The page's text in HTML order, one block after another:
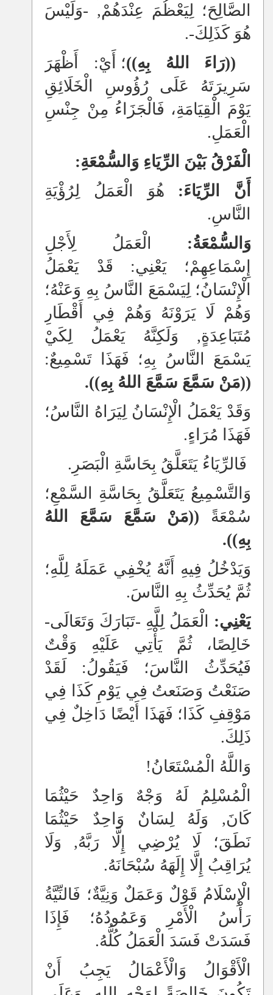
الصَّالِحَ؛ لِيَعْظُمَ عِنْدَهُمْ, -وَلَيْسَ
هُوَ كَذَلِكَ-.
((رَاءَ اللهُ بِهِ))؛ أَيْ: أَظْهَرَ
سَرِيرَتَهُ عَلَى رُؤُوسِ الْخَلَائِقِ
يَوْمَ الْقِيَامَةِ، فَالْجَزَاءُ مِنْ جِنْسِ
الْعَمَلِ.
الْفَرْقُ بَيْنَ الرِّيَاءِ وَالسُّمْعَةِ:
أَنَّ الرِّيَاءَ: هُوَ الْعَمَلُ لِرُؤْيَةِ
النَّاسِ.
وَالسُّمْعَةُ: الْعَمَلُ لِأَجْلِ
إِسْمَاعِهِمْ؛ يَعْنِي: قَدْ يَعْمَلُ
الْإِنْسَانُ؛ لِيَسْمَعَ النَّاسُ بِهِ وَعَنْهُ؛
وَهُمْ لَا يَرَوْنَهُ وَهُمْ فِي أَقْطَارِ
مُتَبَاعِدَةٍ, وَلَكِنَّهُ يَعْمَلُ لِكَيْ
يَسْمَعَ النَّاسُ بِهِ؛ فَهَذَا تَسْمِيعٌ:
((مَنْ سَمَّعَ سَمَّعَ اللهُ بِهِ)).
وَقَدْ يَعْمَلُ الْإِنْسَانُ لِيَرَاهُ النَّاسُ؛
فَهَذَا مُرَاءٍ.
فَالرِّيَاءُ يَتَعَلَّقُ بِحَاسَّةِ الْبَصَرِ.
وَالتَّسْمِيعُ يَتَعَلَّقُ بِحَاسَّةِ السَّمْعِ؛
سُمْعَةً ((مَنْ سَمَّعَ سَمَّعَ اللهُ
بِهِ)).
وَيَدْخُلُ فِيهِ أَنَّهُ يُخْفِي عَمَلَهُ لِلَّهِ؛
ثُمَّ يُحَدِّثُ بِهِ النَّاسَ.
يَعْنِي: الْعَمَلُ لِلَّهِ -تَبَارَكَ وَتَعَالَى-
خَالِصًا، ثُمَّ يَأْتِي عَلَيْهِ وَقْتٌ
فَيُحَدِّثُ النَّاسَ؛ فَيَقُولُ: لَقَدْ
صَنَعْتُ وَصَنَعتُ فِي يَوْمِ كَذَا فِي
مَوْقِفِ كَذَا؛ فَهَذَا أَيْضًا دَاخِلٌ فِي
ذَلِكَ.
وَاللَّهُ الْمُسْتَعَانُ!
الْمُسْلِمُ لَهُ وَجْهٌ وَاحِدٌ حَيْثُمَا
كَانَ, وَلَهُ لِسَانٌ وَاحِدٌ حَيْثُمَا
نَطَقَ؛ لَا يُرْضِي إِلَّا رَبَّهُ, وَلَا
يُرَاقِبُ إِلَّا إِلَهَهُ سُبْحَانَهُ.
الْإِسْلَامُ قَوْلٌ وَعَمَلٌ وَنِيَّةٌ؛ فَالنِّيَّةُ
رَأْسُ الْأَمْرِ وَعَمُودُهُ؛ فَإِذَا
فَسَدَتْ فَسَدَ الْعَمَلُ كُلُّهُ.
الْأَقْوَالُ وَالْأَعْمَالُ يَجِبُ أَنْ